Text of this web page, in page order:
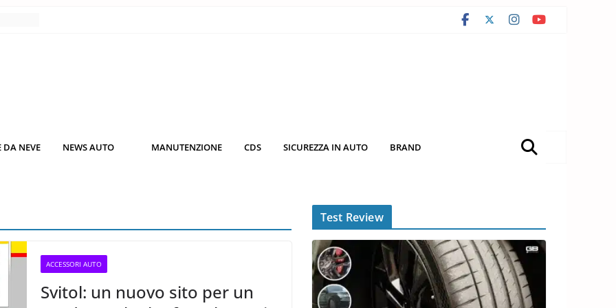
DA NEVE NEWS AUTO MANUTENZIONE CDS SICUREZZA IN AUTO BRAND
ACCESSORI AUTO
Svitol: un nuovo sito per un
Test Review